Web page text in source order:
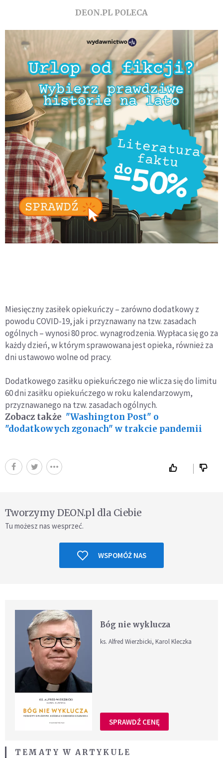
DEON.PL POLECA
Miesięczny zasiłek opiekuńczy – zarówno dodatkowy z
powodu COVID-19, jak i przyznawany na tzw. zasadach
ogólnych – wynosi 80 proc. wynagrodzenia. Wypłaca się go za
każdy dzień, w którym sprawowana jest opieka, również za
dni ustawowo wolne od pracy.
Dodatkowego zasiłku opiekuńczego nie wlicza się do limitu
60 dni zasiłku opiekuńczego w roku kalendarzowym,
przyznawanego na tzw. zasadach ogólnych.
Zobacz także "Washington Post" o
"dodatkowych zgonach" w trakcie pandemii
Tworzymy DEON.pl dla Ciebie
Tu możesz nas wesprzeć.
WSPOMÓŻ NAS
Bóg nie wyklucza
ks. Alfred Wierzbicki, Karol Kleczka
SPRAWDŹ CENĘ
TEMATY W ARTYKULE